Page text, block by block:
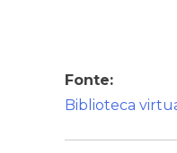
Fonte:
Biblioteca